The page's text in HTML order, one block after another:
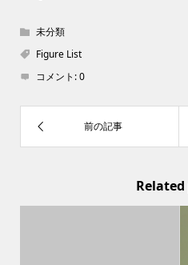
未分類
Figure List
コメント:0